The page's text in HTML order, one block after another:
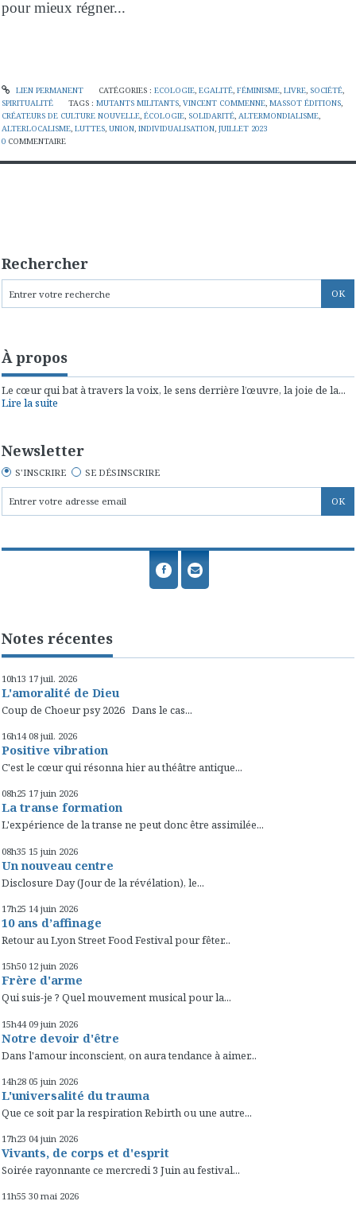
pour mieux régner...
LIEN PERMANENT CATÉGORIES : ECOLOGIE, EGALITÉ, FÉMINISME, LIVRE, SOCIÉTÉ,
SPIRITUALITÉ
TAGS :MUTANTS MILITANTS,VINCENT COMMENNE,MASSOT ÉDITIONS,
CRÉATEURS DE CULTURE NOUVELLE, ÉCOLOGIE, SOLIDARITÉ, ALTERMONDIALISME,
ALTERLOCALISME, LUTTES, UNION, INDIVIDUALISATION, JUILLET 2023
0 COMMENTAIRE
Rechercher
À propos
Le cœur qui bat à travers la voix, le sens derrière l’œuvre, la joie de la...
Lire la suite
Newsletter
S'INSCRIRE SE DÉSINSCRIRE
Notes récentes
10h13 17 juil. 2026
L'amoralité de Dieu
Coup de Choeur psy 2026 Dans le cas...
16h14 08 juil. 2026
Positive vibration
C'est le cœur qui résonna hier au théâtre antique...
08h25 17 juin 2026
La transe formation
L'expérience de la transe ne peut donc être assimilée...
08h35 15 juin 2026
Un nouveau centre
Disclosure Day (Jour de la révélation), le...
17h25 14 juin 2026
10 ans d’affinage
Retour au Lyon Street Food Festival pour fêter...
15h50 12 juin 2026
Frère d'arme
Qui suis-je ? Quel mouvement musical pour la...
15h44 09 juin 2026
Notre devoir d'être
Dans l'amour inconscient, on aura tendance à aimer...
14h28 05 juin 2026
L'universalité du trauma
Que ce soit par la respiration Rebirth ou une autre...
17h23 04 juin 2026
Vivants, de corps et d'esprit
Soirée rayonnante ce mercredi 3 Juin au festival...
11h55 30 mai 2026